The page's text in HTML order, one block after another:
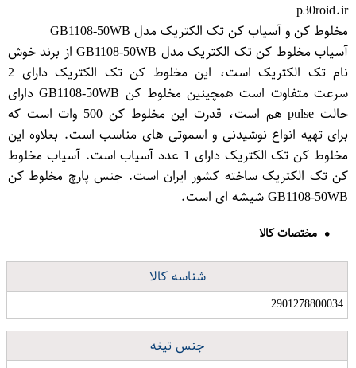
p30roid.ir
مخلوط کن و آسیاب کن تک الکتریک مدل GB1108-50WB
آسیاب مخلوط کن تک الکتریک مدل GB1108-50WB از برند خوش
نام تک الکتریک است، این مخلوط کن تک الکتریک دارای 2
سرعت متفاوت است همچینین مخلوط کن GB1108-50WB دارای
حالت pulse هم است، قدرت این مخلوط کن 500 وات است که
برای تهیه انواع نوشیدنی و اسموتی های مناسب است. بعلاوه این
مخلوط کن تک الکتریک دارای 1 عدد آسیاب است. آسیاب مخلوط
کن تک الکتریک ساخته کشور ایران است. جنس پارچ مخلوط کن
GB1108-50WB شیشه ای است.
مختصات کالا
شناسه کالا
2901278800034
جنس تیغه